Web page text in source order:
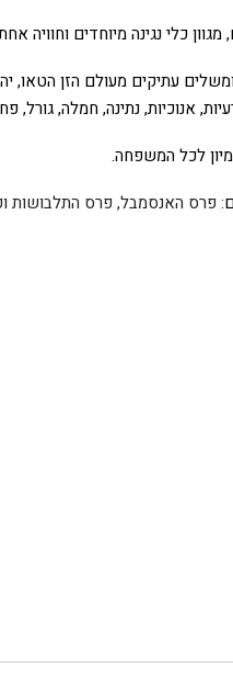
כלי נגינה מיוחדים וחוויה
עתיקים מעולם הזן הטאו,
אנוכיות, נתינה, חמלה, גורל,
לכל המשפחה.
: פרס האנסמבל, פרס התלבושות